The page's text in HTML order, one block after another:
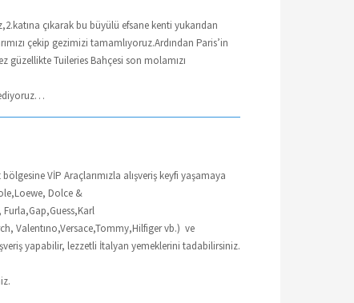
çıkarak bu büyülü efsane kenti yukarıdan
çekip gezimizi tamamlıyoruz.Ardından Paris’in
Tuileries Bahçesi son molamızı
ediyoruz…
VİP Araçlarımızla alışveriş keyfi yaşamaya
Dolce &
Valentıno,Versace,Tommy,Hilfiger vb.) ve
yapabilir, lezzetli İtalyan yemeklerini tadabilirsiniz.